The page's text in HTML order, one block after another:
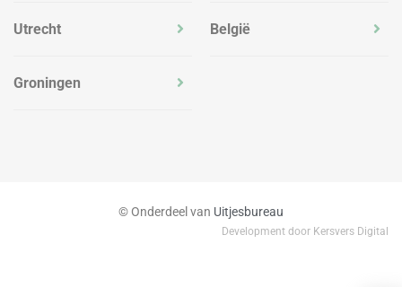
Utrecht
Groningen
België
© Onderdeel van Uitjesbureau
Development door Kersvers Digital